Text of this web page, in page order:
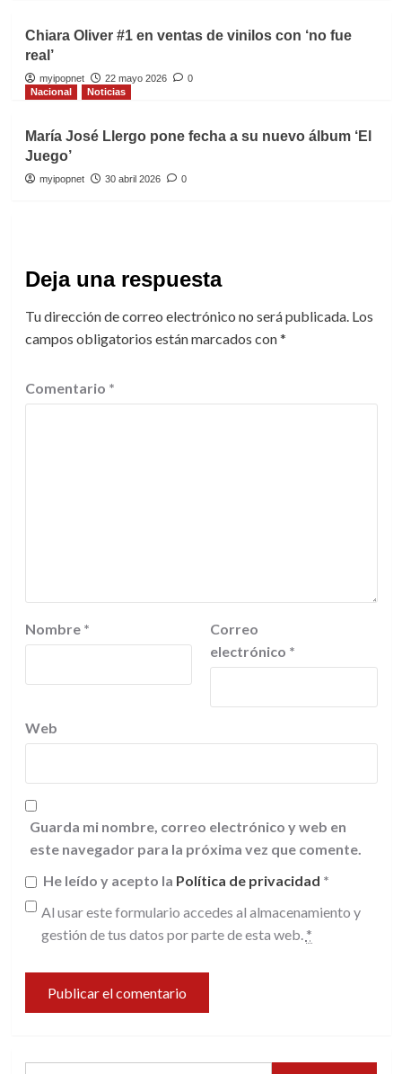
Chiara Oliver #1 en ventas de vinilos con ‘no fue
real’
myipopnet 22 mayo 2026
0
Nacional
Noticias
María José Llergo pone fecha a su nuevo álbum ‘El
Juego’
myipopnet 30 abril 2026 0
Deja una respuesta
Tu dirección de correo electrónico no será publicada. Los
campos obligatorios están marcados con*
Comentario *
Nombre *
Correo
electrónico *
Web
Guarda mi nombre, correo electrónico y web en
este navegador para la próxima vez que comente.
He leído y acepto la Política de privacidad *
Al usar este formulario accedes al almacenamiento y
gestión de tus datos por parte de esta web. *